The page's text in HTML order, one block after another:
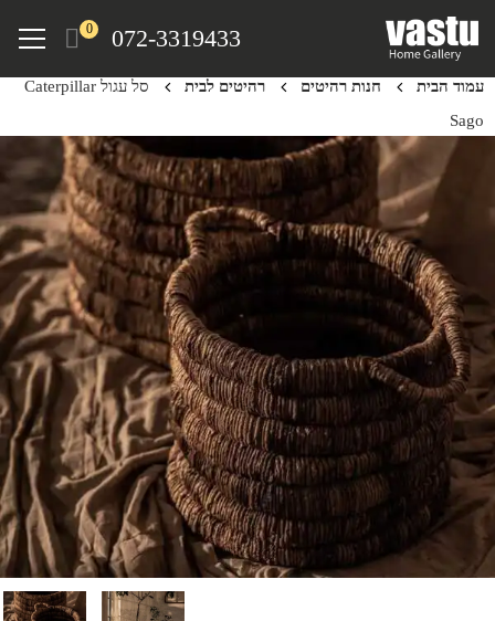
072-3319433
0
Menu
עמוד הבית חנות רהיטים רהיטים לבית
סל עגול Caterpillar
Sago